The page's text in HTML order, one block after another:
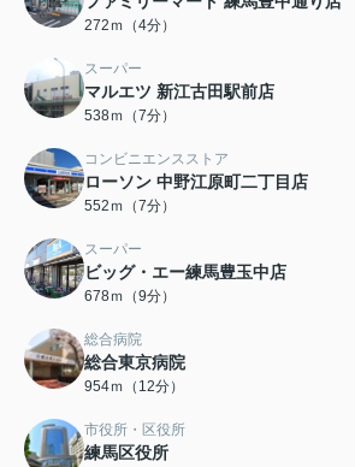
272ｍ（4分）
スーパー
マルエツ 新江古田駅前店
538ｍ（7分）
コンビニエンスストア
ローソン 中野江原町二丁目店
552ｍ（7分）
スーパー
ビッグ・エー練馬豊玉中店
678ｍ（9分）
総合病院
総合東京病院
954ｍ（12分）
市役所・区役所
練馬区役所